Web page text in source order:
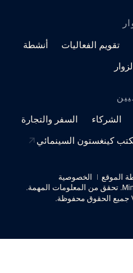
تقويم الفعاليات
أنشطة
الشركاء
السفر والتجارة
كينغستون السينمائي
الموقع
الخصوصية